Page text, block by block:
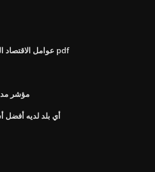
عوامل الاقتصاد الكلي التي تؤثر على أسعار الصرف pdf
مؤشر
أي بلد لديه أفضل